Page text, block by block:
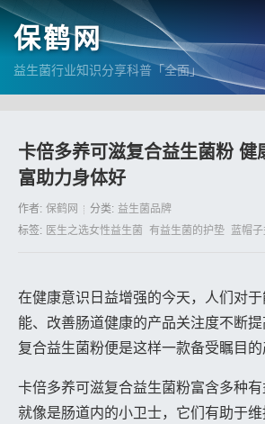
保鹤网
益生菌行业知识分享科普「全面」
卡倍多养可滋复合益生菌粉 健
富助力身体好
作者: 保鹤网 分类: 益生菌品牌
标签: 医生之选女性益生菌 有益生菌的护垫 蓝帽
在健康意识日益增强的今天，人们对
能、改善肠道健康的产品关注度不断
复合益生菌粉便是这样一款备受瞩目的
卡倍多养可滋复合益生菌粉富含多种
就像是肠道内的小卫士，它们有助于